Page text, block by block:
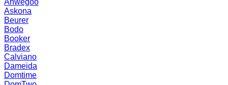
Anwegoo
Askona
Beurer
Bodo
Booker
Bradex
Calviano
Dameida
Domtime